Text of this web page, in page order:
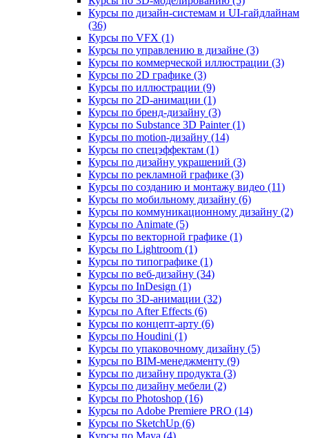
Курсы по дизайн-системам и UI-гайдлайнам
(36)
Курсы по VFX (1)
Курсы по управлению в дизайне (3)
Курсы по коммерческой иллюстрации (3)
Курсы по 2D графике (3)
Курсы по иллюстрации (9)
Курсы по 2D‑анимации (1)
Курсы по бренд‑дизайну (3)
Курсы по Substance 3D Painter (1)
Курсы по motion-дизайну (14)
Курсы по спецэффектам (1)
Курсы по дизайну украшений (3)
Курсы по рекламной графике (3)
Курсы по созданию и монтажу видео (11)
Курсы по мобильному дизайну (6)
Курсы по коммуникационному дизайну (2)
Курсы по Animate (5)
Курсы по векторной графике (1)
Курсы по Lightroom (1)
Курсы по типографике (1)
Курсы по веб‑дизайну (34)
Курсы по InDesign (1)
Курсы по 3D‑анимации (32)
Курсы по After Effects (6)
Курсы по концепт‑арту (6)
Курсы по Houdini (1)
Курсы по упаковочному дизайну (5)
Курсы по BIM‑менеджменту (9)
Курсы по дизайну продукта (3)
Курсы по дизайну мебели (2)
Курсы по Photoshop (16)
Курсы по Adobe Premiere PRO (14)
Курсы по SketchUp (6)